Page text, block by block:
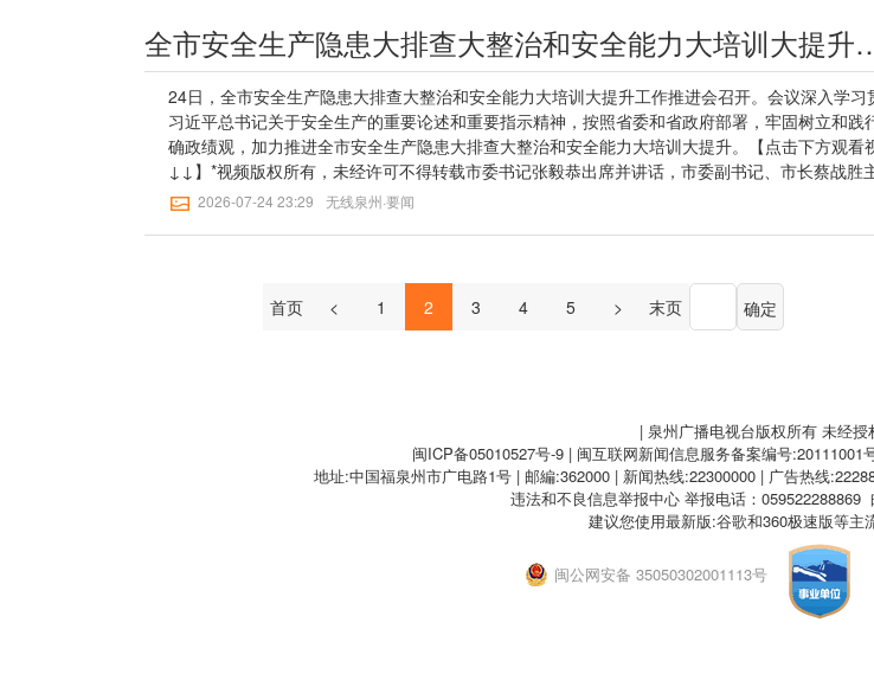
【无线泉州】二审：王桂瑜【无线泉州】三审：欧阳可及 郑云涛
范片建设，补齐农村教育、医疗、养老等公共服务短板，不断提高群众获得感幸福感安全感。要加
农村基层组织建设，把整治形式主义为基层减负与开展树立和践行正确政绩观学习教育结合起来
序推进村“两委”换届工作，把基层党组织建设成为坚强战斗堡垒。会议强调，要深入学习贯彻习
总书记在上海考察时的重要讲话精神，全面践行人民城市理念，探索具有泉州特色的城市现代化
路。要用好中央财政支持实施城市更新行动政策，接续实施“抓城建提品质”专项行动，统筹推进“
好”建设和城中村、老旧街区、危旧房等改造提升。要加强党建引领社区治理，拓展“两中心一平台
能，深入开展物业服务管理提升行动，构建共建共治共享的基层治理格局。会议强调，要深入学习
彻习近平总书记对防汛救灾工作作出的重要指示精神，全面落实党中央决策部署和省委工作要求，
实抓好防汛防台风各项工作。要严格落实防汛防台风工作责任制，坚决克服麻痹思想和侥幸心理
援物资力量前置储备，提前果断组织危险区域群众转移避险，严防重特大灾害事故发生。要加强对
任职干部、防汛责任人、救援人员等各类重点人员的培训演练，建好用好义务救援队伍，形成群防
全市安全生产隐患大排查大整治和安全能力
24日，全市安全生产隐患大排查大整治和安全能力大培训大提升工作推进会召开。会议深入学习
习近平总书记关于安全生产的重要论述和重要指示精神，按照省委和省政府部署，牢固树立和践
确政绩观，加力推进全市安全生产隐患大排查大整治和安全能力大培训大提升。【点击下方观看
↓↓】*视频版权所有，未经许可不得转载市委书记张毅恭出席并讲话，市委副书记、市长蔡战胜
并讲话。市人大常委会主任徐华、市政协主席肖汉辉、市委副书记周小华等参加。会议强调，要继
治。聚力攻坚首批五大任务，突出重点区域、重点行业，典型引领、比学赶帮，提升本质安全水平
要夯基固本、强化培训演练。坚持量质并重，建强基层义务消防队伍，强化警示教育和安全培训演
平。会议要求，要扎实做好台风“红霞”防御工作，落实监测预警、巡查防守、物资储备和隐患排
全力守护人民群众生命财产安全。会上，市领导徐华、周小华、高向荣、雷连鸣作相关部署。晋
汇报工作进展，永春县、洛江区、泉州台商投资区、泉州开发区先后发言。与会人员共同观看安
产视频。记者：魏佳媚 沈逸夫通讯员：谢曦【无线泉州】一审：苏含雪【无线泉州】二审：王桂
2026-07-24 23:29 无线泉州·要闻
首页 < 1 2 3 4 5 > 末页
| 泉州广播电视台版权所有 未经授
闽ICP备05010527号-9| 闽互联网新闻信息服务备案编号:20111001
地址:中国福泉州市广电路1号 | 邮編:362000 | 新闻热线:22300000 | 广告热线
违法和不良信息举报中心举报电话：059522288869
建议您使用最新版:谷歌和360极速版等主
闽公网安备 35050302001113号